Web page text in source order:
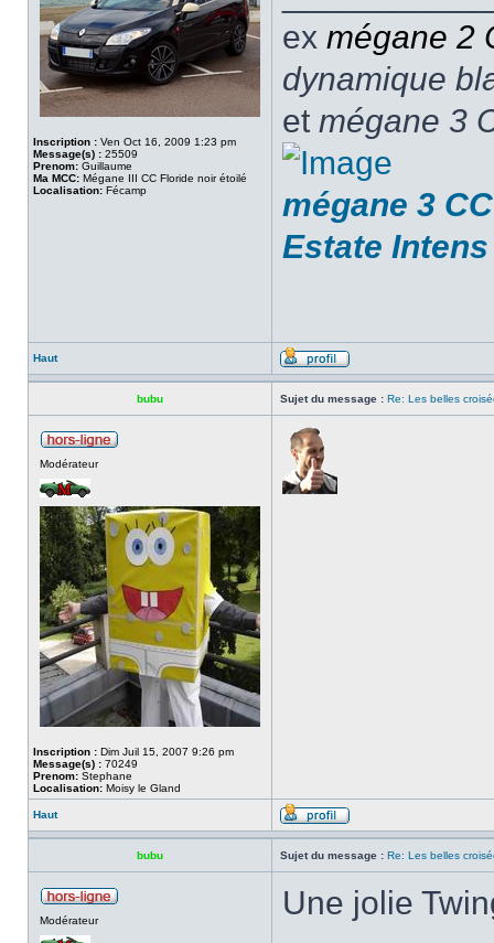
Inscription : Ven Oct 16, 2009 1:23 pm
Message(s) : 25509
Prenom: Guillaume
Ma MCC: Mégane III CC Floride noir étoilé
Localisation: Fécamp
ex mégane 2
dynamique
et mégane 3
mégane 3
Estate
Haut
bubu Sujet du message : Re: Les belles
Modérateur
Inscription : Dim Juil 15, 2007 9:26 pm
Message(s) : 70249
Prenom: Stephane
Localisation: Moisy le Gland
Haut
bubu Sujet du message : Re: Les belles
Modérateur Une jolie